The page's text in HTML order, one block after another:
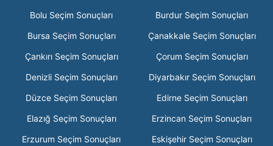
Bolu Seçim Sonuçları
Burdur Seçim Sonuçları
Bursa Seçim Sonuçları
Çanakkale Seçim Sonuçları
Çankırı Seçim Sonuçları
Çorum Seçim Sonuçları
Denizli Seçim Sonuçları
Diyarbakır Seçim Sonuçları
Düzce Seçim Sonuçları
Edirne Seçim Sonuçları
Elazığ Seçim Sonuçları
Erzincan Seçim Sonuçları
Erzurum Seçim Sonuçları
Eskişehir Seçim Sonuçları